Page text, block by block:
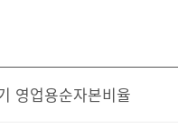
영업용순자본비율